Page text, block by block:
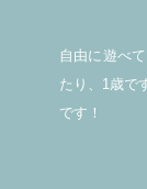
自由に遊べ
たり、1歳で
です！